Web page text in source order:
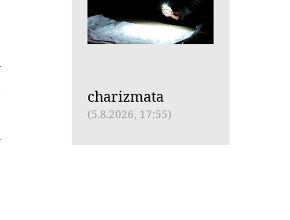
charizmata
(5.8.2026, 17:55)